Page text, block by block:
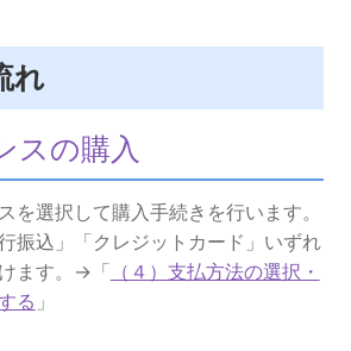
れ
スの購入
を選択して購入手続きを行います。
振込」「クレジットカード」いずれ
ます。→「 （４）支払方法の選択・
る 」